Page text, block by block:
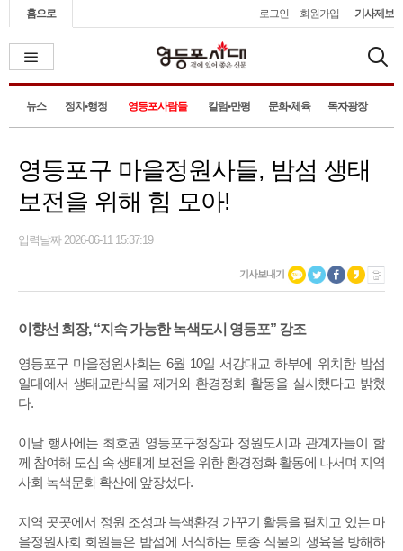
홈으로 로그인 회원가입 기사제보
뉴스 정치•행정 영등포사람들 칼럼•만평 문화•체육 독자광장
영등포구 마을정원사들, 밤섬 생태
보전을 위해 힘 모아!
입력날짜 2026-06-11 15:37:19
기사보내기
이향선 회장, “지속 가능한 녹색도시 영등포” 강조
영등포구 마을정원사회는 6월 10일 서강대교 하부에 위치한 밤섬
일대에서 생태교란식물 제거와 환경정화 활동을 실시했다고 밝혔
다.
이날 행사에는 최호권 영등포구청장과 정원도시과 관계자들이 함
께 참여해 도심 속 생태계 보전을 위한 환경정화 활동에 나서며 지역
사회 녹색문화 확산에 앞장섰다.
지역 곳곳에서 정원 조성과 녹색환경 가꾸기 활동을 펼치고 있는 마
을정원사회 회원들은 밤섬에 서식하는 토종 식물의 생육을 방해하